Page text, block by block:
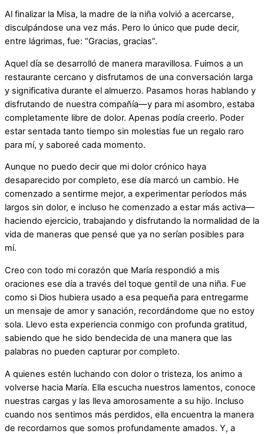
Al finalizar la Misa, la madre de la niña volvió a acercarse,
disculpándose una vez más. Pero lo único que pude decir,
entre lágrimas, fue: “Gracias, gracias”.
Aquel día se desarrolló de manera maravillosa. Fuimos a un
restaurante cercano y disfrutamos de una conversación larga
y significativa durante el almuerzo. Pasamos horas hablando y
disfrutando de nuestra compañía—y para mi asombro, estaba
completamente libre de dolor. Apenas podía creerlo. Poder
estar sentada tanto tiempo sin molestias fue un regalo raro
para mí, y saboreé cada momento.
Aunque no puedo decir que mi dolor crónico haya
desaparecido por completo, ese día marcó un cambio. He
comenzado a sentirme mejor, a experimentar períodos más
largos sin dolor, e incluso he comenzado a estar más activa—
haciendo ejercicio, trabajando y disfrutando la normalidad de la
vida de maneras que pensé que ya no serían posibles para
mí.
Creo con todo mi corazón que María respondió a mis
oraciones ese día a través del toque gentil de una niña. Fue
como si Dios hubiera usado a esa pequeña para entregarme
un mensaje de amor y sanación, recordándome que no estoy
sola. Llevo esta experiencia conmigo con profunda gratitud,
sabiendo que he sido bendecida de una manera que las
palabras no pueden capturar por completo.
A quienes estén luchando con dolor o tristeza, los animo a
volverse hacia María. Ella escucha nuestros lamentos, conoce
nuestras cargas y las lleva amorosamente a su hijo. Incluso
cuando nos sentimos más perdidos, ella encuentra la manera
de recordarnos que somos profundamente amados. Y, a